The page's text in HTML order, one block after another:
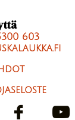
603